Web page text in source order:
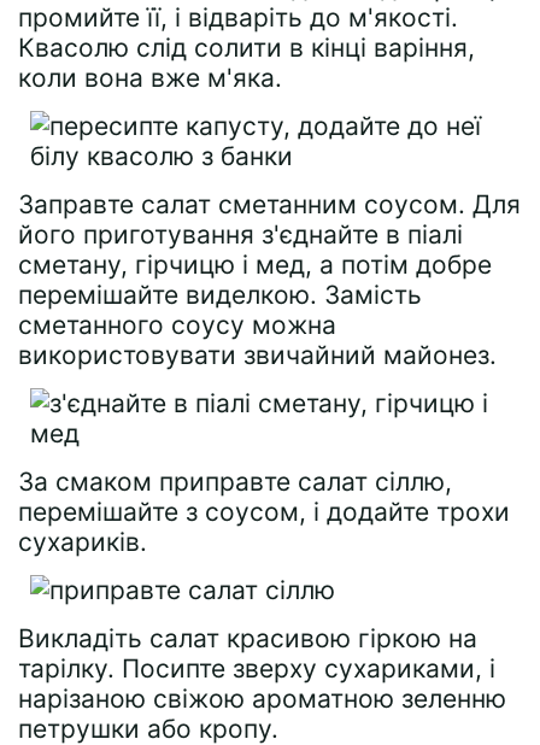
промийте її, і відваріть до м'якості.
Квасолю слід солити в кінці варіння,
коли вона вже м'яка.
Заправте салат сметанним соусом. Для
його приготування з'єднайте в піалі
сметану, гірчицю і мед, а потім добре
перемішайте виделкою. Замість
сметанного соусу можна
використовувати звичайний майонез.
За смаком приправте салат сіллю,
перемішайте з соусом, і додайте трохи
сухариків.
Викладіть салат красивою гіркою на
тарілку. Посипте зверху сухариками, і
нарізаною свіжою ароматною зеленню
петрушки або кропу.